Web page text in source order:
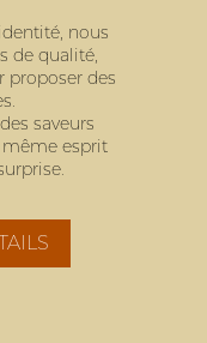
nous
de qualité,
proposer des
saveurs
esprit